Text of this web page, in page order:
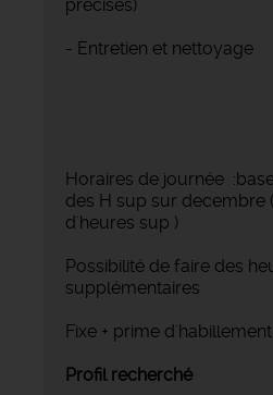
precises)
- Entretien et nettoyage
Horaires de journée
des H sup sur decembre
d'heures sup )
Possibilité de faire des
supplémentaires
Fixe + prime d'habillement
Profil recherché